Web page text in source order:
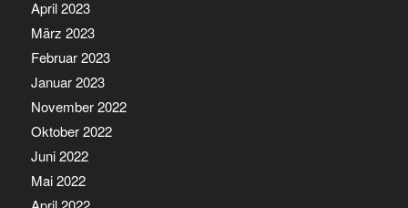
April 2023
März 2023
Februar 2023
Januar 2023
November 2022
Oktober 2022
Juni 2022
Mai 2022